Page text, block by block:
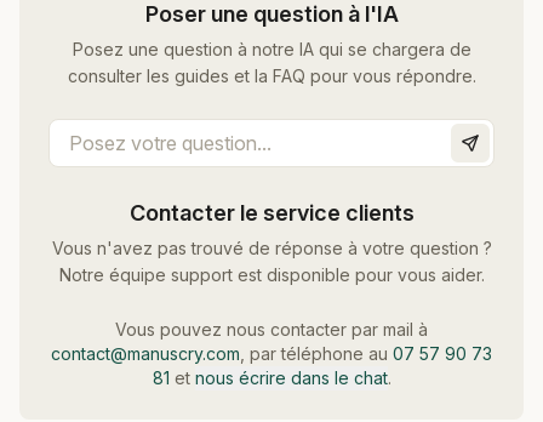
Poser une question à l'IA
Posez une question à notre IA qui se chargera de
consulter les guides et la FAQ pour vous répondre.
Contacter le service clients
Vous n'avez pas trouvé de réponse à votre question ?
Notre équipe support est disponible pour vous aider.
Vous pouvez nous contacter par mail à
contact@manuscry.com , par téléphone au 07 57 90 73
81 et nous écrire dans le chat.